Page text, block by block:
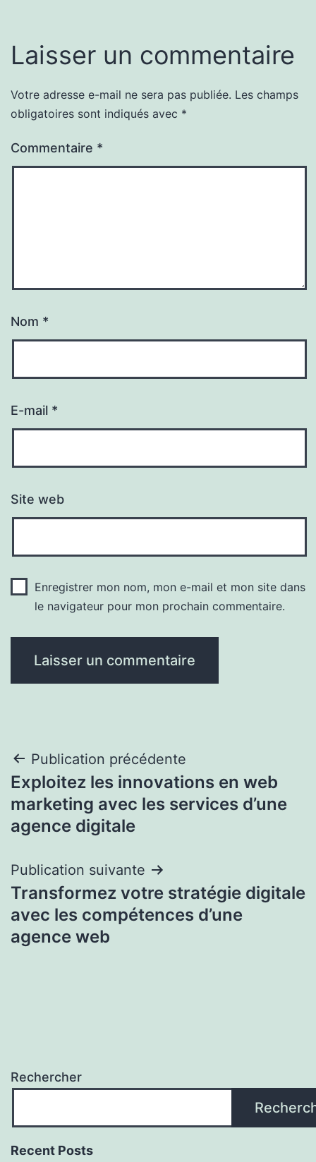
Laisser un commentaire
Votre adresse e-mail ne sera pas publiée. Les champs
obligatoires sont indiqués avec *
Commentaire *
Nom *
E-mail *
Site web
Enregistrer mon nom, mon e-mail et mon site dans
le navigateur pour mon prochain commentaire.
Navigation
de
l’article
Publication précédente
Exploitez les innovations en web
marketing avec les services d’une
agence digitale
Publication suivante
Transformez votre stratégie digitale
avec les compétences d’une
agence web
Rechercher
Recent Posts